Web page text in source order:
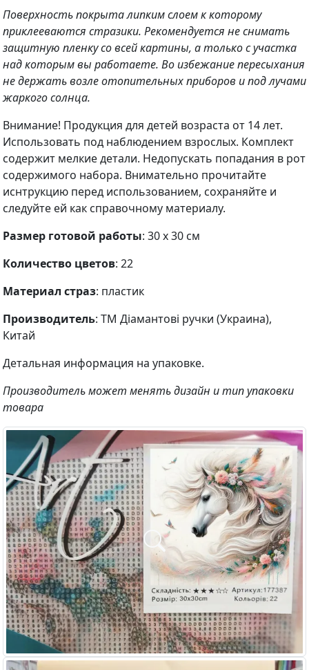
Поверхность покрыта липким слоем к которому
приклееваются стразики. Рекомендуется не снимать
защитную пленку со всей картины, а только с участка
над которым вы работаете. Во избежание пересыхания
не держать возле отопительных приборов и под лучами
жаркого солнца.
Внимание! Продукция для детей возраста от 14 лет.
Использовать под наблюдением взрослых. Комплект
содержит мелкие детали. Недопускать попадания в рот
содержимого набора. Внимательно прочитайте
иснтрукцию перед использованием, сохраняйте и
следуйте ей как справочному материалу.
Размер готовой работы: 30 х 30 см
Количество цветов: 22
Материал страз: пластик
Производитель: ТМ Діамантові ручки (Украина),
Китай
Детальная информация на упаковке.
Производитель может менять дизайн и тип упаковки
товара